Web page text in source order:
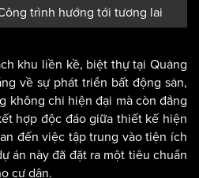
trình hướng tới tương lai
khu liền kề, biệt thự tại Quảng
về sự phát triển bất động sản,
không chỉ hiện đại mà còn đẳng
hợp độc đáo giữa thiết kế hiện
đến việc tập trung vào tiện ích
án này đã đặt ra một tiêu chuẩn
cư dân.